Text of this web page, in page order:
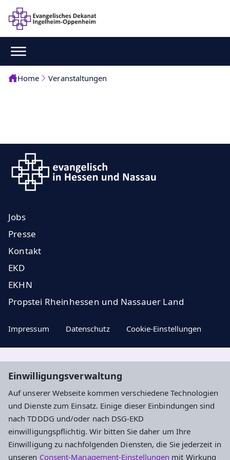
Einwilligungsverwaltung
Auf unserer Webseite kommen verschiedene Technologien
und Dienste zum Einsatz. Einige dieser Einbindungen sind
nach TDDDG und/oder nach DSG-EKD
einwilligungspflichtig. Wir bitten Sie daher um Ihre
Einwilligung zu nachfolgenden Diensten, die Sie jederzeit in
unseren Consent-Management-Einstellungen mit Wirkung
Home Veranstaltungen
Jobs
Presse
Kontakt
EKD
EKHN
Propstei Rheinhessen und Nassauer Land
Impressum Datenschutz Cookie-Einstellungen
Aktuelle Nachrichten, geistige Impulse und
Veranstaltungstipps ...
Newsletter entdecken
Evangelisches Dekanat Ingelheim-